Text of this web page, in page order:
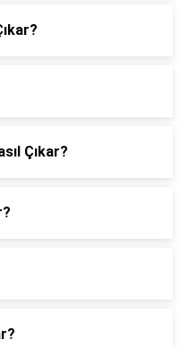
Çıkar?